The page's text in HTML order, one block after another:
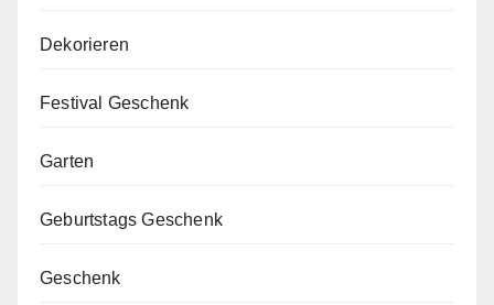
Dekorieren
Festival Geschenk
Garten
Geburtstags Geschenk
Geschenk